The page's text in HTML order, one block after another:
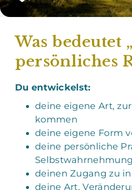
Was bedeutet
persönliches
Du entwickelst:
deine eigene Art,
kommen
deine eigene Form
deine persönliche
Selbstwahrnehmung
deinen Zugang zu
deine Art,